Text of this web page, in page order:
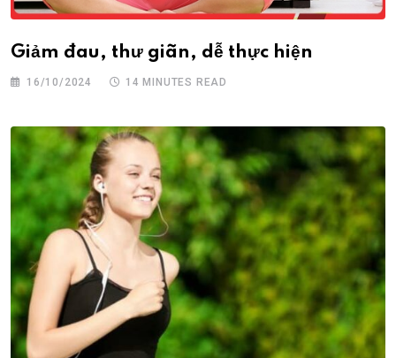
Giảm đau, thư giãn, dễ thực hiện
16/10/2024 14 MINUTES READ